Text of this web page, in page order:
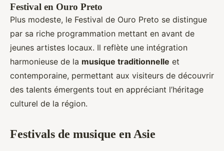
Festival en Ouro Preto
Plus modeste, le Festival de Ouro Preto se distingue
par sa riche programmation mettant en avant de
jeunes artistes locaux. Il reflète une intégration
harmonieuse de la musique traditionnelle et
contemporaine, permettant aux visiteurs de découvrir
des talents émergents tout en appréciant l’héritage
culturel de la région.
Festivals de musique en Asie